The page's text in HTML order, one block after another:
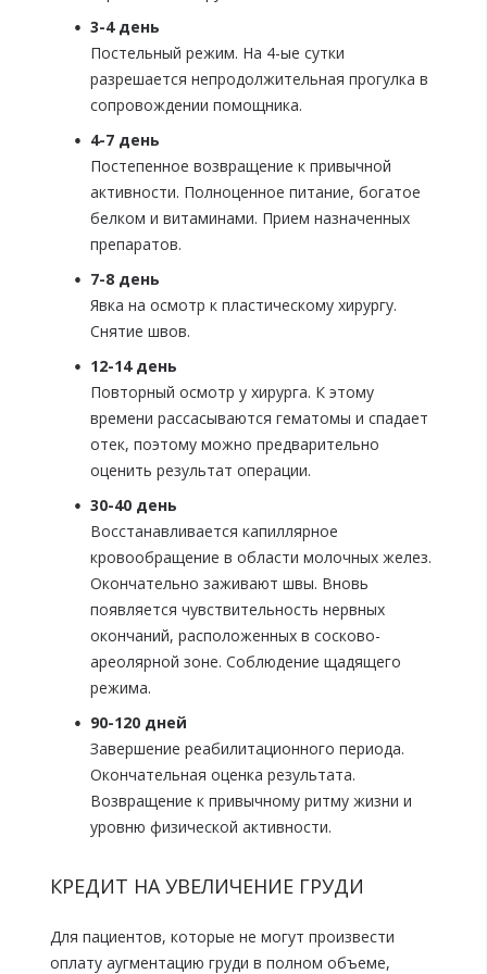
3-4 день
Постельный режим. На 4-ые сутки
разрешается непродолжительная прогулка в
сопровождении помощника.
4-7 день
Постепенное возвращение к привычной
активности. Полноценное питание, богатое
белком и витаминами. Прием назначенных
препаратов.
7-8 день
Явка на осмотр к пластическому хирургу.
Снятие швов.
12-14 день
Повторный осмотр у хирурга. К этому
времени рассасываются гематомы и спадает
отек, поэтому можно предварительно
оценить результат операции.
30-40 день
Восстанавливается капиллярное
кровообращение в области молочных желез.
Окончательно заживают швы. Вновь
появляется чувствительность нервных
окончаний, расположенных в сосково-
ареолярной зоне. Соблюдение щадящего
режима.
90-120 дней
Завершение реабилитационного периода.
Окончательная оценка результата.
Возвращение к привычному ритму жизни и
уровню физической активности.
КРЕДИТ НА УВЕЛИЧЕНИЕ ГРУДИ
Для пациентов, которые не могут произвести
оплату аугментацию груди в полном объеме,